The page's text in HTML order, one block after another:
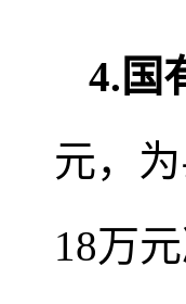
4.国
元，
18万